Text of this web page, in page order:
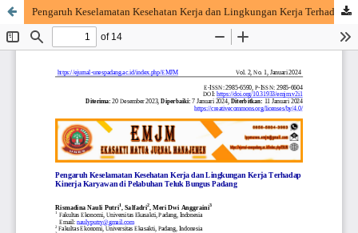
Pengaruh Keselamatan Kesehatan Kerja dan Lingkungan Kerja Terhadap Kinerja Karyawan di Pelabuhan Teluk Bungus Padang